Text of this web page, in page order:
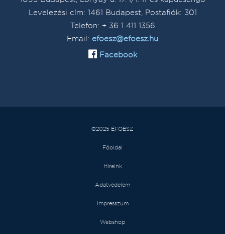
Levelezési cím: 1461 Budapest, Postafiók: 301
Telefon: + 36 1 411 1356
Email: efoesz@efoesz.hu
Facebook
©2025 ÉFOÉSZ
Főoldal
Híreink
Adatvédelem
Impresszum
Webshop